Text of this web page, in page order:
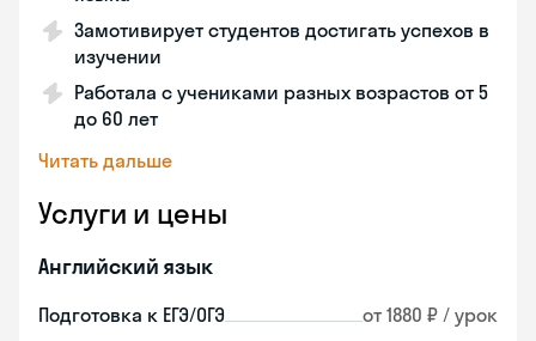
Замотивирует студентов достигать успехов в
изучении
Работала с учениками разных возрастов от 5
до 60 лет
Читать дальше
Услуги и цены
Английский язык
Подготовка к ЕГЭ/ОГЭ от 1880 ₽ / урок